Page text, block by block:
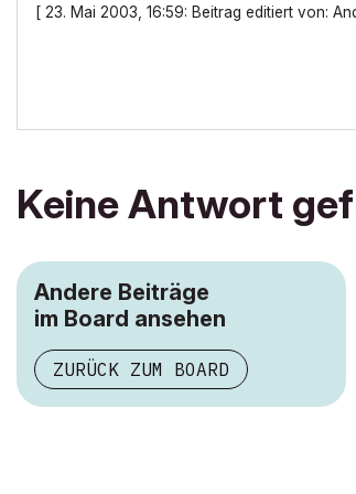
[ 23. Mai 2003, 16:59: Beitrag editiert von:
Keine Antwort
Andere Beiträge
im Board ansehen
ZURÜCK ZUM BOARD